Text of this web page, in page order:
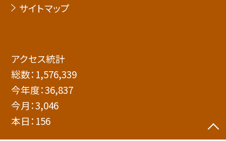
サイトマップ
アクセス統計
総数： 1,576,339
今年度：36,837
今月：3,046
本日： 156